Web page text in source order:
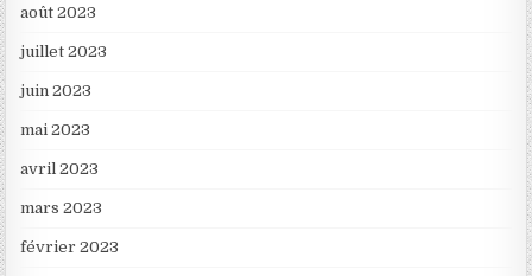
août 2023
juillet 2023
juin 2023
mai 2023
avril 2023
mars 2023
février 2023